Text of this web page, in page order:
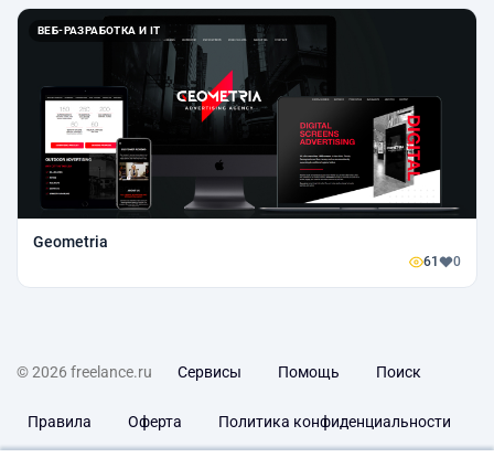
ВЕБ-РАЗРАБОТКА И IT
Geometria
61 0
© 2026 freelance.ru Сервисы Помощь Поиск
Правила Оферта Политика конфиденциальности